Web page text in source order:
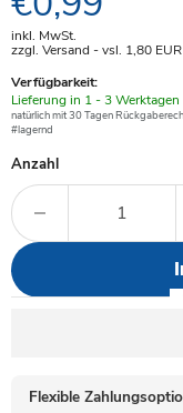
inkl. MwSt.
zzgl. Versand - vsl. 1,80 EUR
Verfügbarkeit:
Verfügbar
-
Lieferung in 1 - 3 Werktagen
natürlich mit 30 Tagen
#lagernd
Anzahl
Flexible